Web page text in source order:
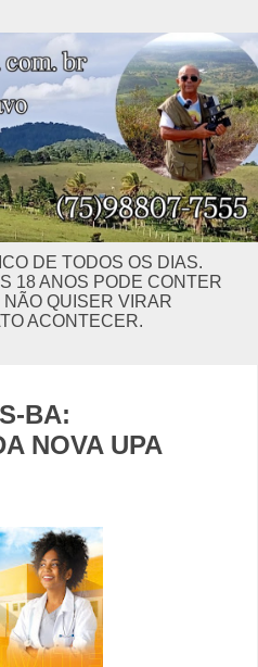
DE TODOS OS DIAS.
18 ANOS PODE CONTER
NÃO QUISER VIRAR
ACONTECER.
BA:
NOVA UPA